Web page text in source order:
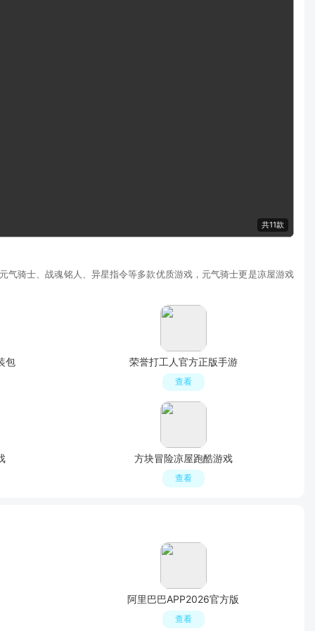
共11款
骑士、战魂铭人、异星指令等多款优质游戏，元气骑士更是凉屋游戏
包 荣誉打工人官方正版手游
查看
方块冒险凉屋跑酷游戏
查看
阿里巴巴APP2026官方版
查看